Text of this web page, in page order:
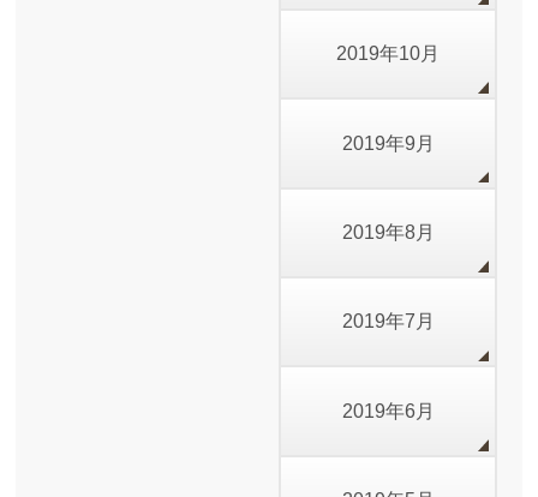
2019年10月
2019年9月
2019年8月
2019年7月
2019年6月